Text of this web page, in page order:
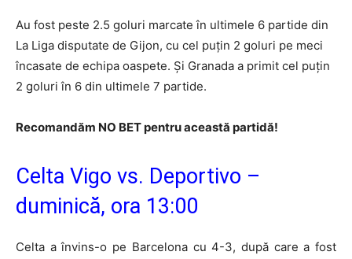
Au fost peste 2.5 goluri marcate în ultimele 6 partide din
La Liga disputate de Gijon, cu cel puţin 2 goluri pe meci
încasate de echipa oaspete. Şi Granada a primit cel puţin
2 goluri în 6 din ultimele 7 partide.
Recomandăm NO BET pentru această partidă!
Celta Vigo vs. Deportivo –
duminică, ora 13:00
Celta a învins-o pe Barcelona cu 4-3, după care a fost